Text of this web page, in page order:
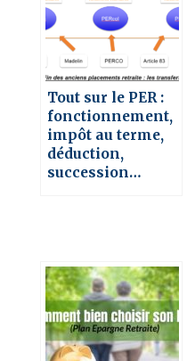
Tout sur le PER :
fonctionnement,
impôt au terme,
déduction,
succession…